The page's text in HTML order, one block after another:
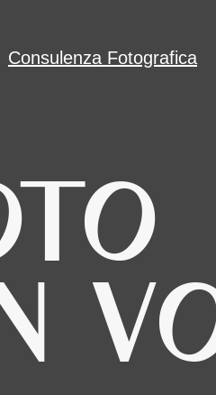
Consulenza Fotografica